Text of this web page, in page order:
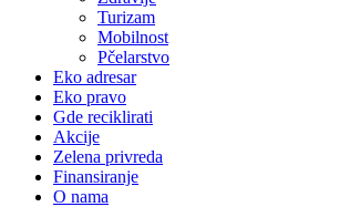
Turizam
Mobilnost
Pčelarstvo
Eko adresar
Eko pravo
Gde reciklirati
Akcije
Zelena privreda
Finansiranje
O nama